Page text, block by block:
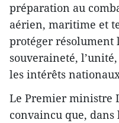
préparation au
aérien, maritime et
protéger résolument
souveraineté,
les intérêts
Le Premier ministre
convaincu que,